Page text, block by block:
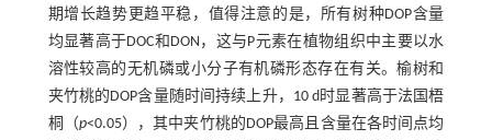
期增长趋势更趋平稳，值得注意的是，所有树种DOP含量
均显著高于DOC和DON，这与P元素在植物组织中主要以水
溶性较高的无机磷或小分子有机磷形态存在有关。榆树和
夹竹桃的DOP含量随时间持续上升，10 d时显著高于法国梧
桐（p<0.05），其中夹竹桃的DOP最高且含量在各时间点均